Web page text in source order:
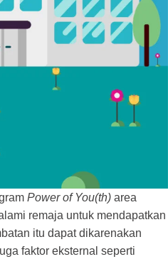
Power of You(th) area
remaja untuk mendapatkan
itu dapat dikarenakan
faktor eksternal seperti